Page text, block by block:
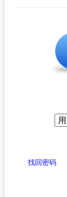
找回密码